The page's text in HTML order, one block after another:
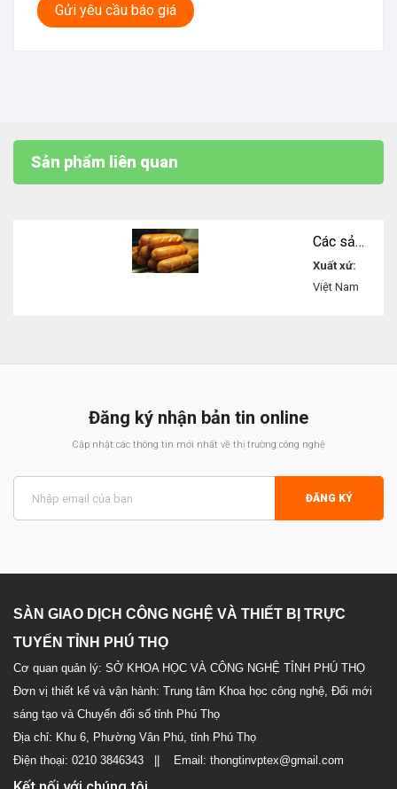
Gửi yêu cầu báo giá
Sản phẩm liên quan
Các sản phẩm từ thịt
Xuất xứ:
Việt Nam
Đăng ký nhận bản tin online
Cập nhật các thông tin mới nhất về thị trường công nghệ
ĐĂNG KÝ
SÀN GIAO DỊCH CÔNG NGHỆ VÀ THIẾT BỊ TRỰC
TUYẾN TỈNH PHÚ THỌ
Cơ quan quản lý: SỞ KHOA HỌC VÀ CÔNG NGHỆ TỈNH PHÚ THỌ
Đơn vị thiết kế và vận hành: Trung tâm Khoa học công nghệ, Đổi mới
sáng tạo và Chuyển đổi số tỉnh Phú Thọ
Địa chỉ: Khu 6, Phường Vân Phú, tỉnh Phú Thọ
Điện thoại: 0210 3846343 || Email: thongtinvptex@gmail.com